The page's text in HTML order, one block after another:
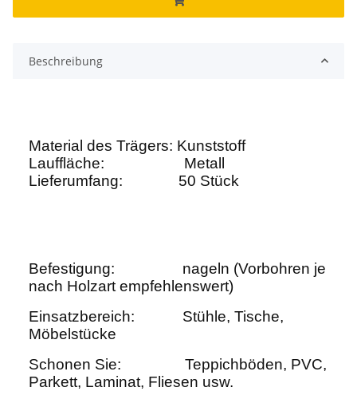
Beschreibung
Material des Trägers: Kunststoff
Lauffläche:
Metall
Lieferumfang: 50 Stück
Befestigung:
nageln (Vorbohren je
nach Holzart empfehlenswert)
Einsatzbereich:
Stühle, Tische,
Möbelstücke
Schonen Sie:
Teppichböden, PVC,
Parkett, Laminat, Fliesen usw.